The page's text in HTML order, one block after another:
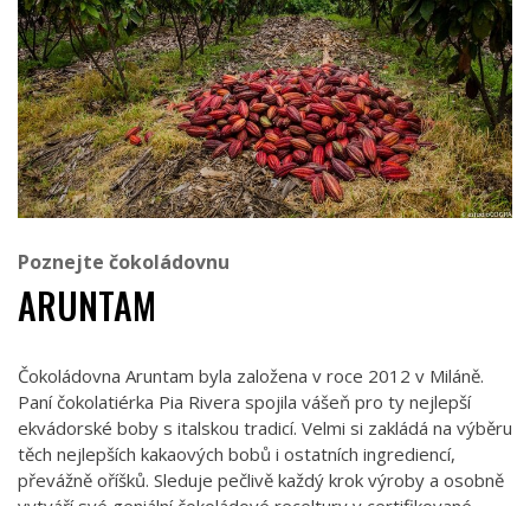
Poznejte čokoládovnu
ARUNTAM
Čokoládovna Aruntam byla založena v roce 2012 v Miláně.
Paní čokolatiérka Pia Rivera spojila vášeň pro ty nejlepší
ekvádorské boby s italskou tradicí. Velmi si zakládá na výběru
těch nejlepších kakaových bobů i ostatních ingrediencí,
převážně oříšků. Sleduje pečlivě každý krok výroby a osobně